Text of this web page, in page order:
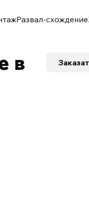
Развал-схождение
в